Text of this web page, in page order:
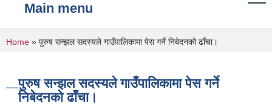
Main menu
You are here
Home » पुरुष सन्झल सदस्यले गाउँपालिकामा पेस गर्ने निबेदनको ढाँचा।
पुरुष सन्झल सदस्यले गाउँपालिकामा पेस गर्ने
निबेदनको ढाँचा।